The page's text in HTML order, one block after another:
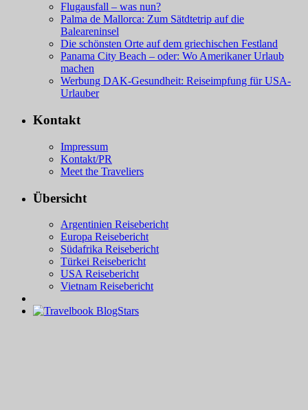
Flugausfall – was nun?
Palma de Mallorca: Zum Sätdtetrip auf die
Baleareninsel
Die schönsten Orte auf dem griechischen Festland
Panama City Beach – oder: Wo Amerikaner Urlaub
machen
Werbung DAK-Gesundheit: Reiseimpfung für USA-
Urlauber
Kontakt
Impressum
Kontakt/PR
Meet the Traveliers
Übersicht
Argentinien Reisebericht
Europa Reisebericht
Südafrika Reisebericht
Türkei Reisebericht
USA Reisebericht
Vietnam Reisebericht